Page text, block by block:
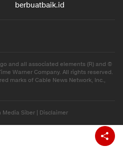
berbuatbaik.id
and all associated elements (R) and ©
Warner Company. All rights reserved.
marks of Cable News Network, Inc.,
Media Siber Disclaimer